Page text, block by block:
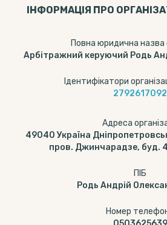
ІНФОРМАЦІЯ ПРО
Повна юридична назва
Арбітражний керуючий Родь
Ідентифікатори
2792617092
Адреса
49040 Україна
пров. Джинчарадзе, буд. 4,
ПІБ
Родь Андрій
Номер